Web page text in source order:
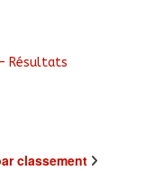
Résultats
classement